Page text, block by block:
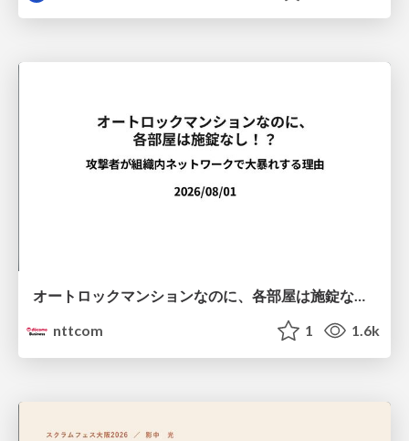
オートロックマンションなのに、各部屋は施錠なし！？ 攻撃者が組織内ネットワークで大暴れする理由 / The Front Door Is Locked, but the Rooms Are Wide Open: Why Attackers Move Freely Inside Enterprise Networks
nttcom
1 1.6k